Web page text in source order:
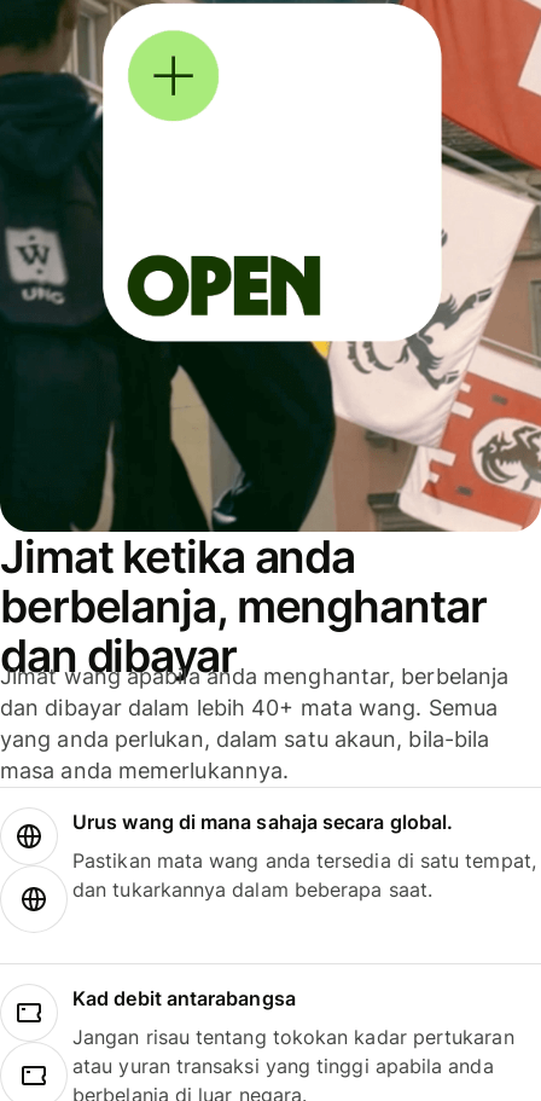
Jimat ketika anda
berbelanja, menghantar
dan dibayar
Jimat wang apabila anda menghantar, berbelanja
dan dibayar dalam lebih 40+ mata wang. Semua
yang anda perlukan, dalam satu akaun, bila-bila
masa anda memerlukannya.
Urus wang di mana sahaja secara global.
Pastikan mata wang anda tersedia di satu tempat,
dan tukarkannya dalam beberapa saat.
Kad debit antarabangsa
Jangan risau tentang tokokan kadar pertukaran
atau yuran transaksi yang tinggi apabila anda
berbelanja di luar negara.